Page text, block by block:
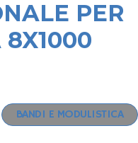
PER
BANDI E MODULISTICA